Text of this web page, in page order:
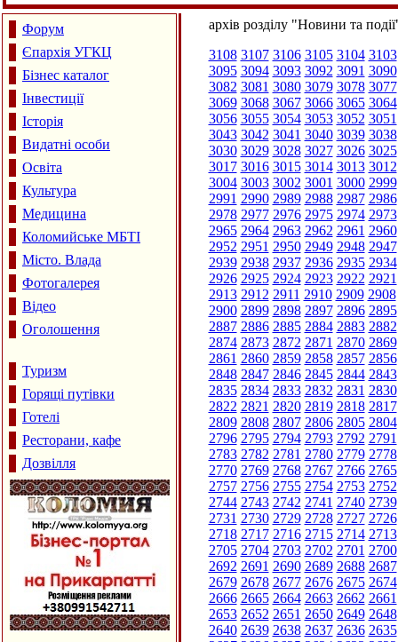
Форум
Єпархія УГКЦ
Бізнес каталог
Інвестиції
Історія
Видатні особи
Освіта
Культура
Медицина
Коломийське МБТІ
Місто. Влада
Фотогалерея
Відео
Оголошення
Туризм
Горящі путівки
Готелі
Ресторани, кафе
Дозвілля
архів розділу "Новини та
3108 3107 3106 3105 3104 3103
3095 3094 3093 3092 3091 3090
3082 3081 3080 3079 3078 3077
3069 3068 3067 3066 3065 3064
3056 3055 3054 3053 3052 3051
3043 3042 3041 3040 3039 3038
3030 3029 3028 3027 3026 3025
3017 3016 3015 3014 3013 3012
3004 3003 3002 3001 3000 2999
2991 2990 2989 2988 2987 2986
2978 2977 2976 2975 2974 2973
2965 2964 2963 2962 2961 2960
2952 2951 2950 2949 2948 2947
2939 2938 2937 2936 2935 2934
2926 2925 2924 2923 2922 2921
2913 2912 2911 2910 2909 2908
2900 2899 2898 2897 2896 2895
2887 2886 2885 2884 2883 2882
2874 2873 2872 2871 2870 2869
2861 2860 2859 2858 2857 2856
2848 2847 2846 2845 2844 2843
2835 2834 2833 2832 2831 2830
2822 2821 2820 2819 2818 2817
2809 2808 2807 2806 2805 2804
2796 2795 2794 2793 2792 2791
2783 2782 2781 2780 2779 2778
2770 2769 2768 2767 2766 2765
2757 2756 2755 2754 2753 2752
2744 2743 2742 2741 2740 2739
2731 2730 2729 2728 2727 2726
2718 2717 2716 2715 2714 2713
2705 2704 2703 2702 2701 2700
2692 2691 2690 2689 2688 2687
2679 2678 2677 2676 2675 2674
2666 2665 2664 2663 2662 2661
2653 2652 2651 2650 2649 2648
2640 2639 2638 2637 2636 2635